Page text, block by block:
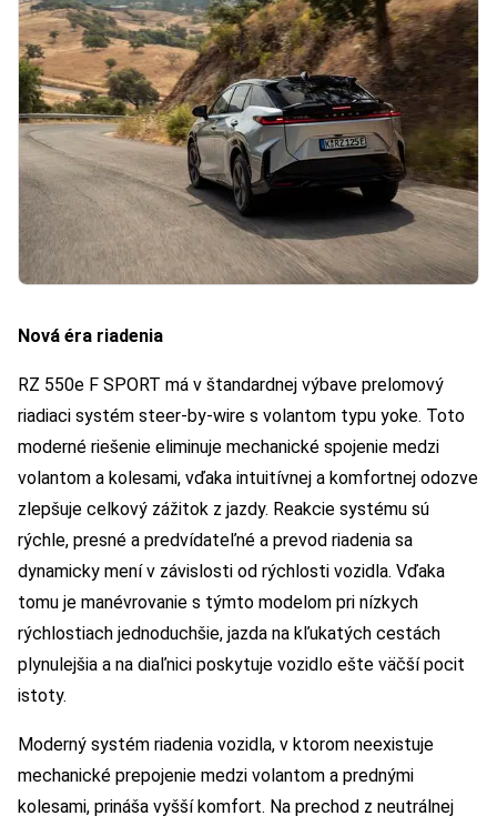
Nová éra riadenia
RZ 550e F SPORT má v štandardnej výbave prelomový
riadiaci systém steer-by-wire s volantom typu yoke. Toto
moderné riešenie eliminuje mechanické spojenie medzi
volantom a kolesami, vďaka intuitívnej a komfortnej odozve
zlepšuje celkový zážitok z jazdy. Reakcie systému sú
rýchle, presné a predvídateľné a prevod riadenia sa
dynamicky mení v závislosti od rýchlosti vozidla. Vďaka
tomu je manévrovanie s týmto modelom pri nízkych
rýchlostiach jednoduchšie, jazda na kľukatých cestách
plynulejšia a na diaľnici poskytuje vozidlo ešte väčší pocit
istoty.
Moderný systém riadenia vozidla, v ktorom neexistuje
mechanické prepojenie medzi volantom a prednými
kolesami, prináša vyšší komfort. Na prechod z neutrálnej